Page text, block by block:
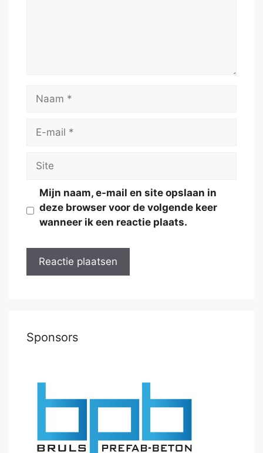
Naam
Site
Mijn naam, e-mail en site opslaan in
deze browser voor de volgende keer
wanneer ik een reactie plaats.
Sponsors